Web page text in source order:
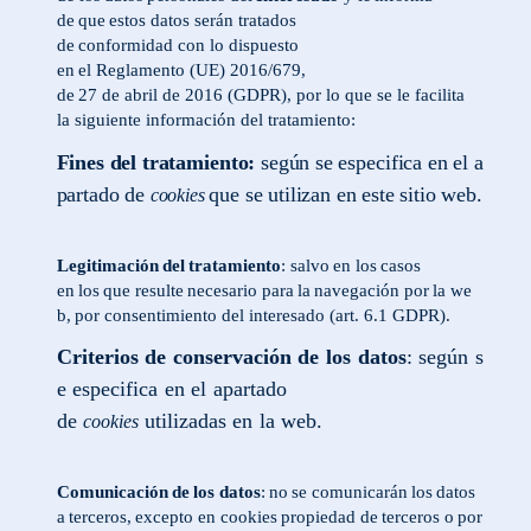
de que estos datos serán tratados
de conformidad con lo dispuesto
en el Reglamento (UE) 2016/679,
de 27 de abril de 2016 (GDPR), por lo que se le facilita
la siguiente información del tratamiento:
Fines del tratamiento: según se especifica en el a
partado de cookies que se utilizan en este sitio web.
Legitimación del tratamiento: salvo en los casos
en los que resulte necesario para la navegación por la we
b, por consentimiento del interesado (art. 6.1 GDPR).
Criterios de conservación de los datos: según s
e especifica en el apartado
de cookies utilizadas en la web.
Comunicación de los datos: no se comunicarán los datos
a terceros, excepto en cookies propiedad de terceros o por